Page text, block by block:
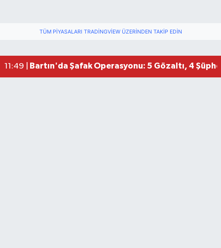
TÜM PIYASALARI TRADINGVIEW ÜZERINDEN TAKIP EDIN
11:49 | Bartın'da Şafak Operasyonu: 5 Gözaltı, 4